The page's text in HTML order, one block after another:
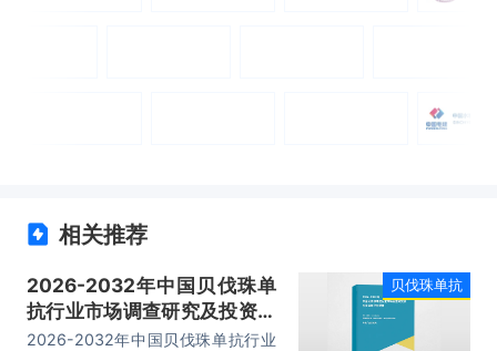
相关推荐
2026-2032年中国贝伐珠单
抗行业市场调查研究及投资风
险评估报告
2026-2032年中国贝伐珠单抗行业
贝伐珠单抗